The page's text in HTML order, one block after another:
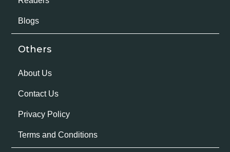
Blogs
Others
About Us
Contact Us
Privacy Policy
Terms and Conditions